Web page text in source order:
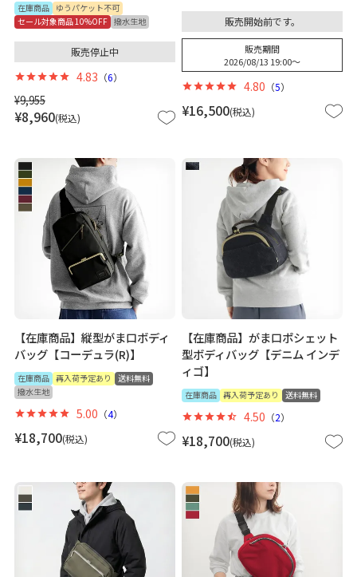
在庫商品
ゆうパケット不可
セール対象商品 10%OFF 撥水生地
¥9,955
¥8,960 税込
販売停止中
4.83 （6）
¥16,500 税込
販売開始前です。
販売期間
2026/08/13 19:00〜
4.80 （5）
【在庫商品】縦型がま口ボディ
バッグ【コーデュラ(R)】
在庫商品 再入荷予定あり
送料無料
撥水生地
¥18,700 税込
5.00 （4）
【在庫商品】がま口ポシェット
型ボディバッグ【デニム インデ
ィゴ】
在庫商品 再入荷予定あり 送料無料
¥18,700 税込
4.50 （2）